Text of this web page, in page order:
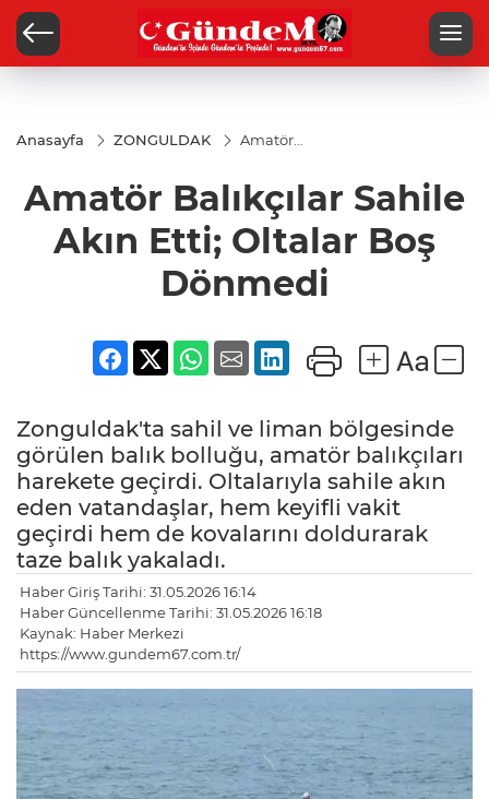
Anasayfa ZONGULDAK
Amatör
Akın Etti;
Oltalar
Boş
Dönmedi
Amatör Balıkçılar Sahile
Akın Etti; Oltalar Boş
Dönmedi
Zonguldak'ta sahil ve liman bölgesinde
görülen balık bolluğu, amatör balıkçıları
harekete geçirdi. Oltalarıyla sahile akın
eden vatandaşlar, hem keyifli vakit
geçirdi hem de kovalarını doldurarak
taze balık yakaladı.
Haber Giriş Tarihi: 31.05.2026 16:14
Haber Güncellenme Tarihi: 31.05.2026 16:18
Kaynak: Haber Merkezi
https://www.gundem67.com.tr/